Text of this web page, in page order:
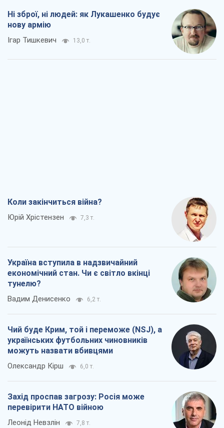
Ні зброї, ні людей: як Лукашенко будує
нову армію
Ігар Тишкевич 13,0 т.
Коли закінчиться війна?
Юрій Хрістензен 7,3 т.
Україна вступила в надзвичайний
економічний стан. Чи є світло вкінці
тунелю?
Вадим Денисенко 6,2 т.
Чий буде Крим, той і переможе (NSJ), а
українських футбольних чиновників
можуть назвати вбивцями
Олександр Кірш 6,0 т.
Захід проспав загрозу: Росія може
перевірити НАТО війною
Леонід Невзлін 7,8 т.